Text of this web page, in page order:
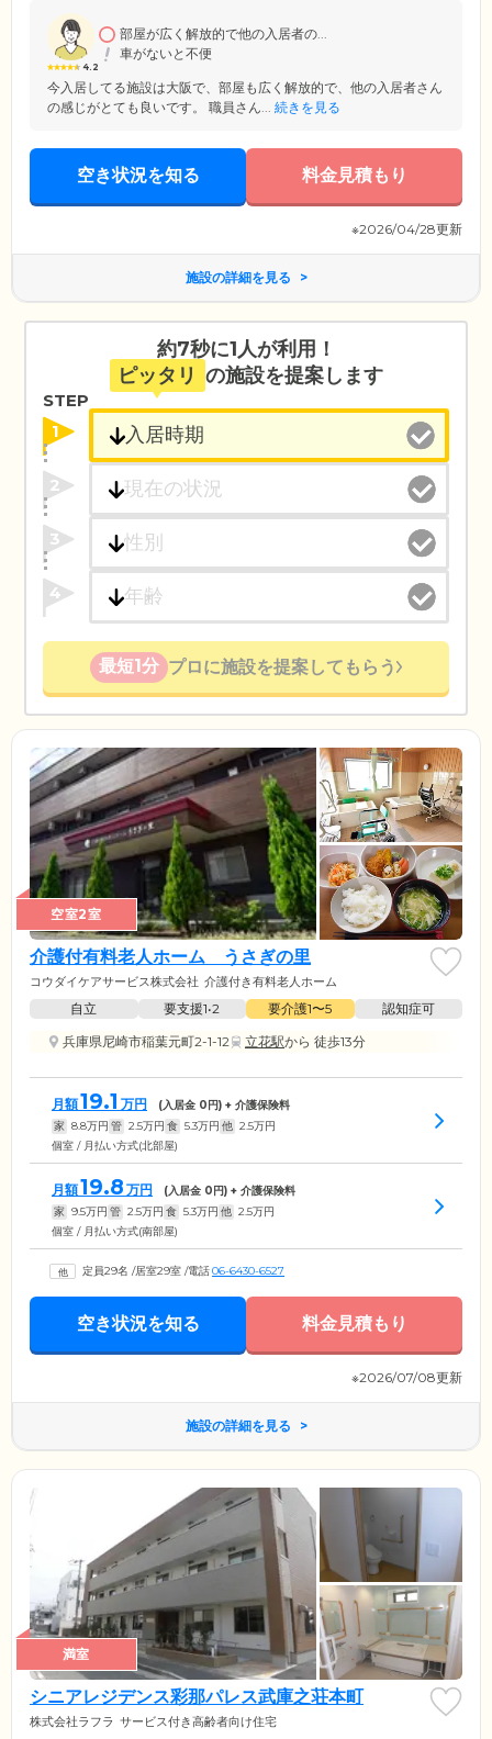
4.2
部屋が広く解放的で他の入居者の...
車がないと不便
今入居してる施設は大阪で、部屋も広く解放的で、他の入居者さん
の感じがとても良いです。 職員さん... 続きを見る
空き状況を知る 料金見積もり
※2026/04/28更新
施設の詳細を見る
約7秒に1人が利用！
ピッタリ の施設を提案します
STEP
1
2
3
4
最短1分 プロに施設を提案してもらう
空室2室
介護付有料老人ホーム うさぎの里
コウダイケアサービス株式会社 介護付き有料老人ホーム
自立 要支援1•2 要介護1〜5
認知症可
兵庫県尼崎市稲葉元町2-1-12
立花駅から 徒歩13分
月額19.1 万円 (入居金 0円) + 介護保険料
家 8.8万円 管 2.5万円 食 5.3万円 他 2.5万円
個室 / 月払い方式(北部屋)
月額19.8 万円 (入居金 0円) + 介護保険料
家 9.5万円 管 2.5万円 食 5.3万円 他 2.5万円
個室 / 月払い方式(南部屋)
定員29名 /居室29室 /電話06-6430-6527
空き状況を知る 料金見積もり
※2026/07/08更新
施設の詳細を見る
満室
シニアレジデンス彩那パレス武庫之荘本町
株式会社ラフラ サービス付き高齢者向け住宅